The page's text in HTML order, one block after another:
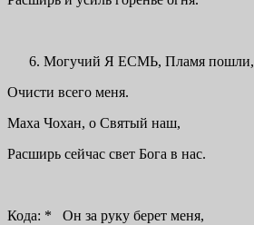
Могучий Я ЕСМЬ, Пламя пошли,
Очисти всего меня.
Маха Чохан, о Святый наш,
Расширь сейчас свет Бога в нас.
Кода: * Он за руку берет меня,